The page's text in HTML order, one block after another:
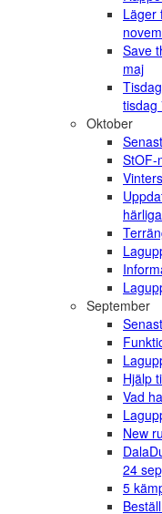
Läger
Save
maj
tisdag
Oktober
StOF-
September
Hjälp
Vad
New
24
5